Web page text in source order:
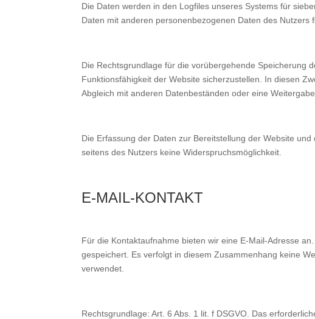
Die Daten werden in den Logfiles unseres Systems für
Daten mit anderen personenbezogenen Daten des Nutzers
Die Rechtsgrundlage für die vorübergehende Speicherung
Funktionsfähigkeit der Website sicherzustellen. In diesen
Abgleich mit anderen Datenbeständen oder eine
Die Erfassung der Daten zur Bereitstellung der Website
seitens des Nutzers keine Widerspruchsmöglichkeit.
E-MAIL-KONTAKT
Für die Kontaktaufnahme bieten wir eine E-Mail-Adresse
gespeichert. Es verfolgt in diesem Zusammenhang keine
verwendet.
Rechtsgrundlage: Art. 6 Abs. 1 lit. f DSGVO. Das